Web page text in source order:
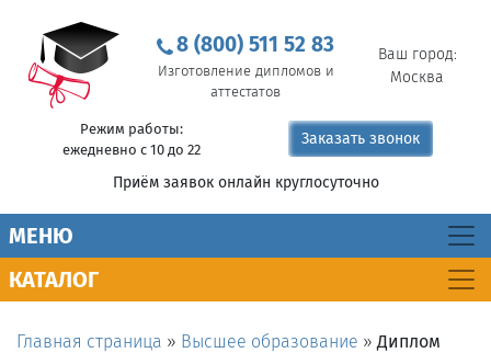
8 (800) 511 52 83
Изготовление дипломов и
аттестатов
Ваш город:
Москва
Режим работы:
ежедневно с 10 до 22
Заказать звонок
Приём заявок онлайн круглосуточно
MEНЮ
КАТАЛОГ
Главная страница » Высшее образование »Диплом